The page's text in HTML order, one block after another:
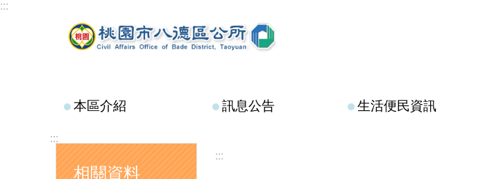
跳到主要內容區塊
:::
本區介紹 訊息公告 生活便民資訊
:::
相關資料
:::